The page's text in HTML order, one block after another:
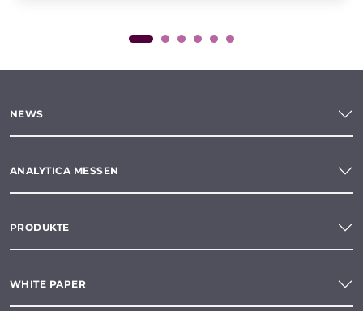
NEWS
ANALYTICA MESSEN
PRODUKTE
WHITE PAPER